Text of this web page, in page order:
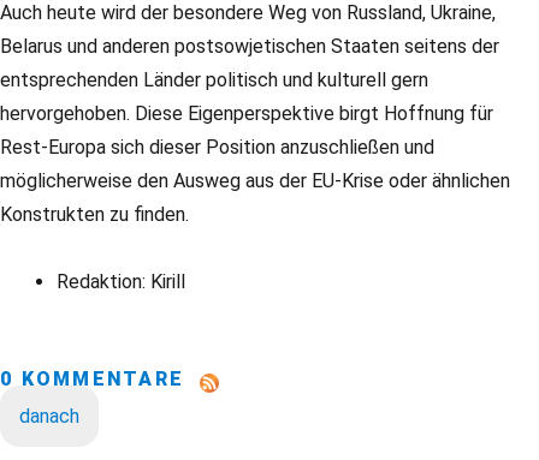
Auch heute wird der besondere Weg von Russland, Ukraine,
Belarus und anderen postsowjetischen Staaten seitens der
entsprechenden Länder politisch und kulturell gern
hervorgehoben. Diese Eigenperspektive birgt Hoffnung für
Rest-Europa sich dieser Position anzuschließen und
möglicherweise den Ausweg aus der EU-Krise oder ähnlichen
Konstrukten zu finden.
Redaktion: Kirill
0 KOMMENTARE
danach